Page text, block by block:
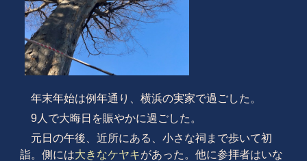
年末年始は例年通り、横浜の実家で過ごした。
9人で大晦日を賑やかに過ごした。
元日の午後、近所にある、小さな祠まで歩いて初
詣。側には大きなケヤキがあった。他に参拝者はいな